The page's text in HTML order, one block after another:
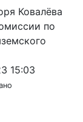
Ковалёва
по
15:03